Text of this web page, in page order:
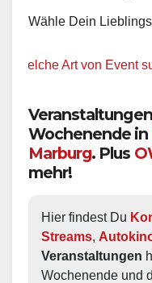
Wähle Dein
Art von Event suchst
Wochenende in
Marburg. Plus
mehr!
Hier findest Du
Streams,
Veranstaltungen
Wochenende und